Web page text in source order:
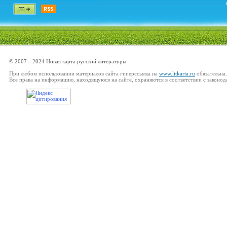
© 2007—2024 Новая карта русской литературы
При любом использовании материалов сайта гиперссылка на www.litkarta.ru обязательна.
Все права на информацию, находящуюся на сайте, охраняются в соответствии с